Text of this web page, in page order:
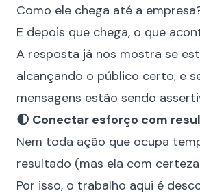
Como ele chega até a
E depois que chega, o que
A resposta já nos mostra se
alcançando o público certo, e
mensagens estão sendo
🌓 Conectar esforço com
Nem toda ação que ocupa
resultado (mas ela com
Por isso, o trabalho aqui é